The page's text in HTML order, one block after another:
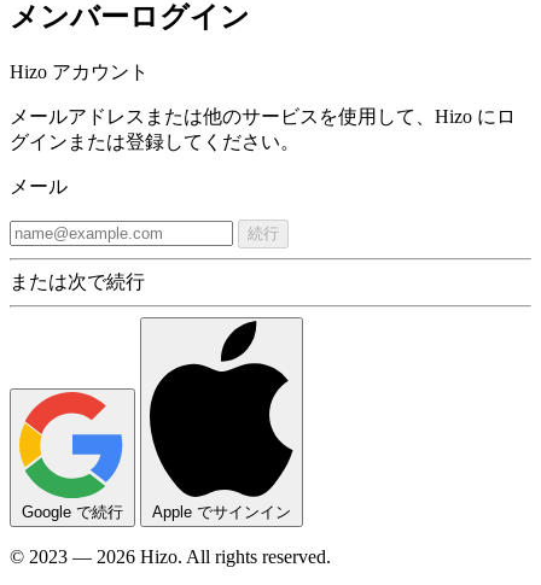
メンバーログイン
Hizo アカウント
メールアドレスまたは他のサービスを使用して、Hizo にロ
グインまたは登録してください。
メール
続行
または次で続行
Google で続行 Apple でサインイン
© 2023 — 2026 Hizo. All rights reserved.